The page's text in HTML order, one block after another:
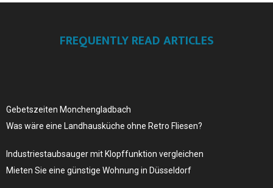
FREQUENTLY READ ARTICLES
Gebetszeiten Monchengladbach
Was wäre eine Landhausküche ohne Retro Fliesen?
Industriestaubsauger mit Klopffunktion vergleichen
Mieten Sie eine günstige Wohnung in Düsseldorf